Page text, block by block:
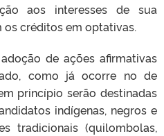
aos interesses de sua
os créditos em optativas.
de ações afirmativas
como já ocorre no de
princípio serão destinadas
indígenas, negros e
tradicionais (quilombolas,